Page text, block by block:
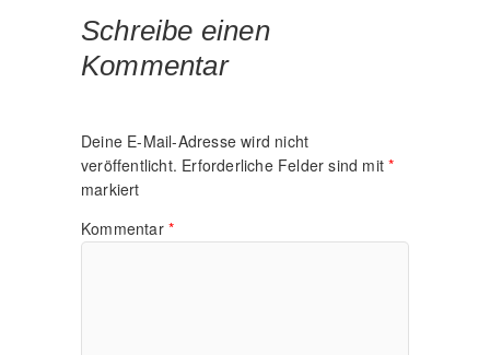
Schreibe einen
Kommentar
Deine E-Mail-Adresse wird nicht
veröffentlicht. Erforderliche Felder sind mit*
markiert
Kommentar *